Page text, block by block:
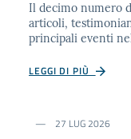
Il decimo numero
articoli,
principali eventi
LEGGI DI PIÙ
27 LUG 2026